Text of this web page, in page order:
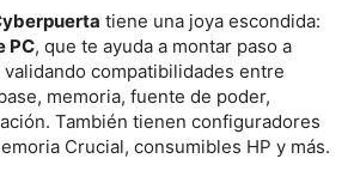
tiene una joya escondida:
PC, que te ayuda a montar paso a
validando compatibilidades entre
memoria, fuente de poder,
También tienen configuradores
Crucial, consumibles HP y más.